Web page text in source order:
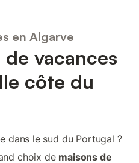
en Algarve
vacances
côte du
dans le sud du Portugal ?
choix de maisons de